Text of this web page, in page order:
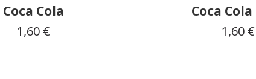
Coca Cola
1,60 €
Coca
1,60 €